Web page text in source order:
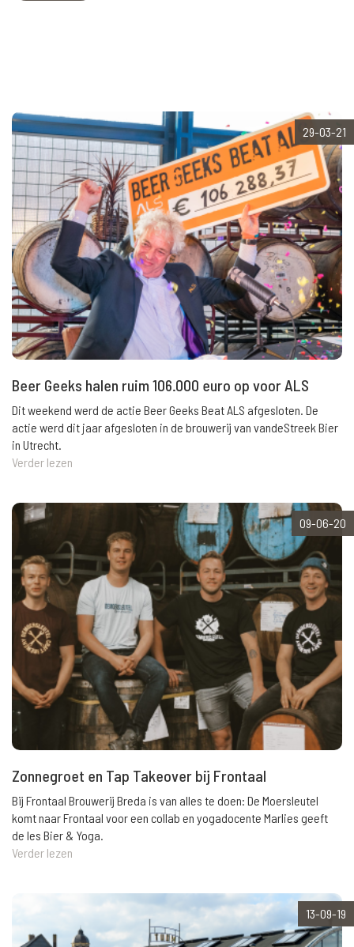
29-03-21
Beer Geeks halen ruim 106.000 euro op voor ALS
Dit weekend werd de actie Beer Geeks Beat ALS afgesloten. De
actie werd dit jaar afgesloten in de brouwerij van vandeStreek Bier
in Utrecht.
Verder lezen
09-06-20
Zonnegroet en Tap Takeover bij Frontaal
Bij Frontaal Brouwerij Breda is van alles te doen: De Moersleutel
komt naar Frontaal voor een collab en yogadocente Marlies geeft
de les Bier & Yoga.
Verder lezen
13-09-19